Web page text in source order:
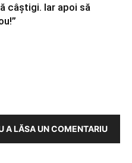
câștigi. Iar apoi să
A LĂSA UN COMENTARIU